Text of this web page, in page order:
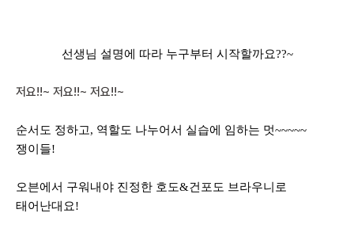
선생님 설명에 따라 누구부터 시작할까요??~
저요!!~ 저요!!~ 저요!!~
순서도 정하고, 역할도 나누어서 실습에 임하는 멋~~~~~
쟁이들!
오븐에서 구워내야 진정한 호도&건포도 브라우니로
태어난대요!